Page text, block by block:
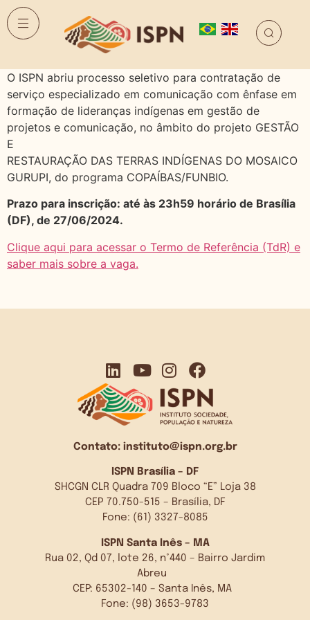
O ISPN abriu processo seletivo para contratação de
serviço especializado em comunicação com ênfase em
formação de lideranças indígenas em gestão de
projetos e comunicação, no âmbito do projeto GESTÃO
E
RESTAURAÇÃO DAS TERRAS INDÍGENAS DO MOSAICO
GURUPI, do programa COPAÍBAS/FUNBIO.
Prazo para inscrição: até às 23h59 horário de Brasília
(DF), de 27/06/2024.
Clique aqui para acessar o Termo de Referência (TdR) e
saber mais sobre a vaga.
Contato: instituto@ispn.org.br
ISPN Brasília – DF
SHCGN CLR Quadra 709 Bloco “E” Loja 38
CEP 70.750-515 – Brasília, DF
Fone: (61) 3327-8085
ISPN Santa Inês – MA
Rua 02, Qd 07, lote 26, n°440 – Bairro Jardim
Abreu
CEP: 65302-140 – Santa Inês, MA
Fone: (98) 3653-9783